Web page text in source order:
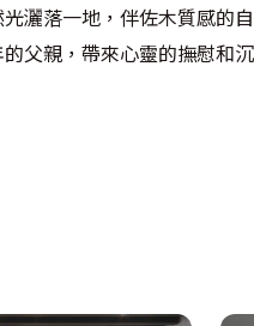
灑落一地，伴佐木質感的
父親，帶來心靈的撫慰和
，讓常用的生活物品容易拿
暢的出入或是行走路線，交